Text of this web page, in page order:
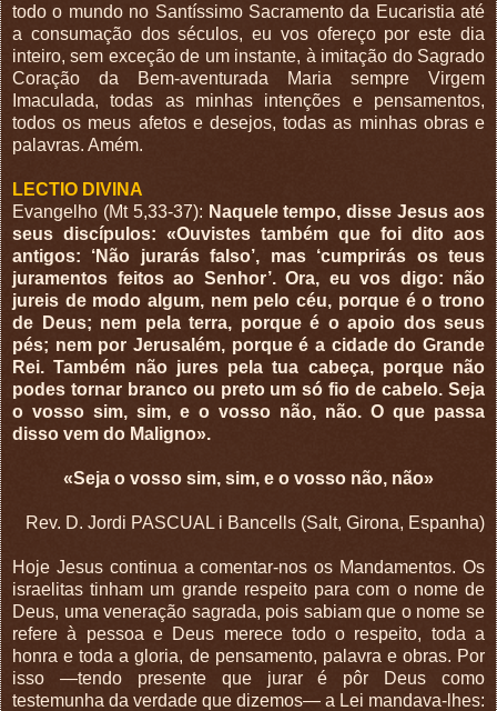
todo o mundo no Santíssimo Sacramento da Eucaristia até
a consumação dos séculos, eu vos ofereço por este dia
inteiro, sem exceção de um instante, à imitação do Sagrado
Coração da Bem-aventurada Maria sempre Virgem
Imaculada, todas as minhas intenções e pensamentos,
todos os meus afetos e desejos, todas as minhas obras e
palavras. Amém.
LECTIO DIVINA
Evangelho (Mt 5,33-37): Naquele tempo, disse Jesus aos
seus discípulos: «Ouvistes também que foi dito aos
antigos: ‘Não jurarás falso’, mas ‘cumprirás os teus
juramentos feitos ao Senhor’. Ora, eu vos digo: não
jureis de modo algum, nem pelo céu, porque é o trono
de Deus; nem pela terra, porque é o apoio dos seus
pés; nem por Jerusalém, porque é a cidade do Grande
Rei. Também não jures pela tua cabeça, porque não
podes tornar branco ou preto um só fio de cabelo. Seja
o vosso sim, sim, e o vosso não, não. O que passa
disso vem do Maligno».
«Seja o vosso sim, sim, e o vosso não, não»
Rev. D. Jordi PASCUAL i Bancells (Salt, Girona, Espanha)
Hoje Jesus continua a comentar-nos os Mandamentos. Os
israelitas tinham um grande respeito para com o nome de
Deus, uma veneração sagrada, pois sabiam que o nome se
refere à pessoa e Deus merece todo o respeito, toda a
honra e toda a gloria, de pensamento, palavra e obras. Por
isso —tendo presente que jurar é pôr Deus como
testemunha da verdade que dizemos— a Lei mandava-lhes: